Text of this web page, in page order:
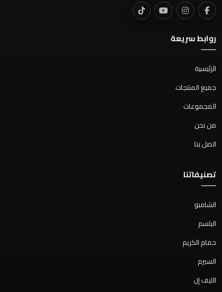
روابط سريعة
الرئيسية
جميع المنتجات
المجموعات
من نحن
اتصل بنا
تصنيفاتنا
الشامبو
البلسم
حمام الكريم
السيرم
الليف إن